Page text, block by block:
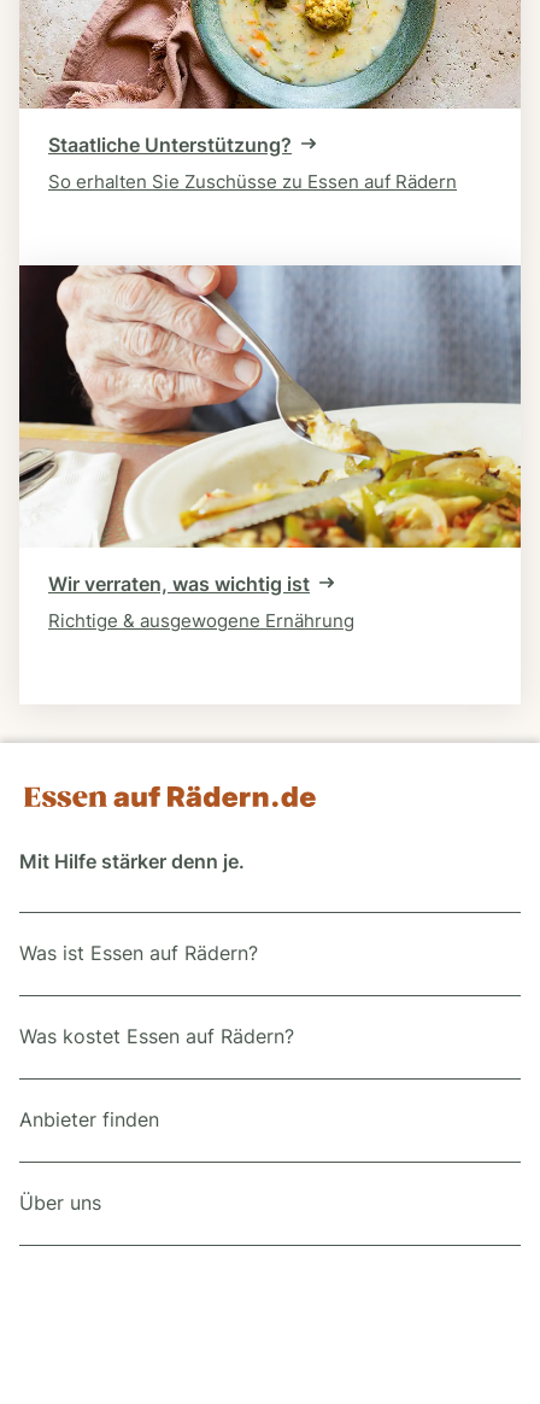
Staatliche Unterstützung?
So erhalten Sie Zuschüsse zu Essen auf Rädern
Wir verraten, was wichtig ist
Richtige & ausgewogene Ernährung
Mit Hilfe stärker denn je.
Was ist Essen auf Rädern?
Was kostet Essen auf Rädern?
Anbieter finden
Über uns